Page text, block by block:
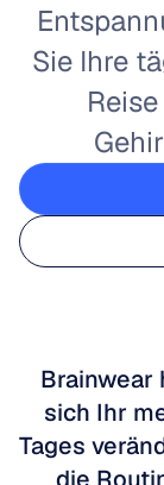
Sie Ihre
Brainwear
sich Ihr
Tages